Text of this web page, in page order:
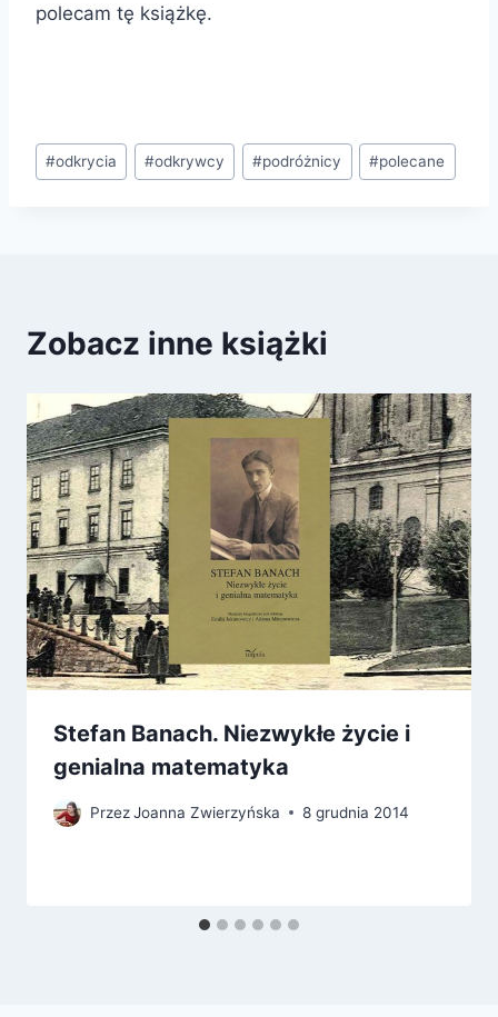
polecam tę książkę.
Tagi
wpisu:
#odkrycia #odkrywcy #podróżnicy #polecane
Zobacz inne książki
Stefan Banach. Niezwykłe życie i
genialna matematyka
PrzezJoanna Zwierzyńska 8 grudnia 2014